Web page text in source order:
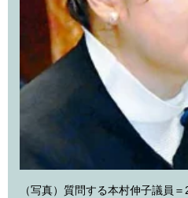
（写真）質問する本村伸子議員